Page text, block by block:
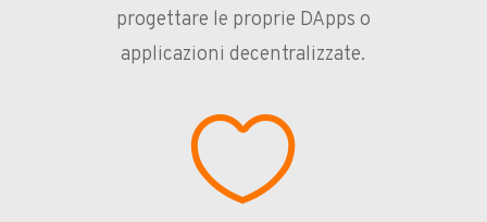
progettare le proprie DApps o
applicazioni decentralizzate.
